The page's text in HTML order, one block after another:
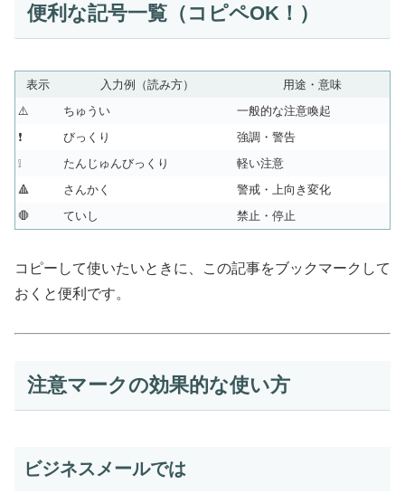
便利な記号一覧（コピペOK！）
表示 入力例（読み方）
用途・意味
⚠️
ちゅうい
一般的な注意喚起
❗
びっくり
強調・警告
❕
たんじゅんびっくり
軽い注意
🔺
さんかく
警戒・上向き変化
🛑
ていし 禁止・停止
コピーして使いたいときに、この記事をブックマークして
おくと便利です。
注意マークの効果的な使い方
ビジネスメールでは